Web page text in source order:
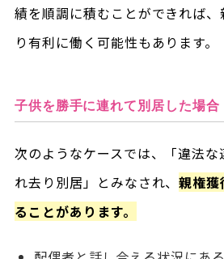
績を順調に積むことができれば
り有利に働く可能性もあります。
子供を勝手に連れて別居した場合
次のようなケースでは、「違法
れ去り別居」とみなされ、親権
ることがあります。